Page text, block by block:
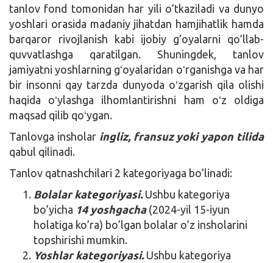
tanlov fond tomonidan har yili o’tkaziladi va dunyo
yoshlari orasida madaniy jihatdan hamjihatlik hamda
barqaror rivojlanish kabi ijobiy g’oyalarni qo’llab-
quvvatlashga qaratilgan. Shuningdek, tanlov
jamiyatni yoshlarning gʻoyalaridan oʻrganishga va har
bir insonni qay tarzda dunyoda oʻzgarish qila olishi
haqida oʻylashga ilhomlantirishni ham oʻz oldiga
maqsad qilib qoʻygan.
Tanlovga insholar ingliz, fransuz yoki yapon tilida
qabul qilinadi.
Tanlov qatnashchilari 2 kategoriyaga bo’linadi:
Bolalar kategoriyasi. Ushbu kategoriya
bo’yicha 14 yoshgacha(2024-yil 15-iyun
holatiga ko’ra) bo’lgan bolalar o’z insholarini
topshirishi mumkin.
Yoshlar kategoriyasi.Ushbu kategoriya